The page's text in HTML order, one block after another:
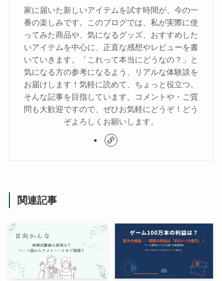
家に届いた新しいアイテムを試す時間が、今の一
番の楽しみです。このブログでは、私が実際に使
ってみた商品や、気になるグッズ、おすすめした
いアイテムを中心に、正直な感想やレビューを書
いていきます。「これって本当にどうなの？」と
気になる方の参考になるよう、リアルな体験談を
お届けします！気軽に読めて、ちょっと役立つ。
そんな記事を目指しています。コメントや・ご質
問も大歓迎ですので、ぜひお気軽にどうぞ！どう
ぞよろしくお願いします。
関連記事